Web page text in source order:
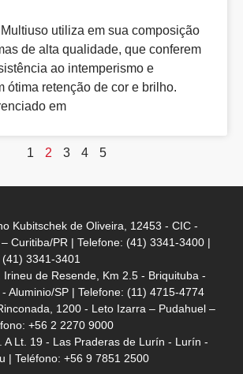
utiliza em sua composição
de alta qualidade, que conferem
ao intemperismo e
ótima retenção de cor e brilho.
em
1 2 3 4 5
Kubitschek de Oliveira, 12453 - CIC -
Curitiba/PR | Telefone: (41) 3341-3400 |
3341-3401
Irineu de Resende, Km 2.5 - Briquituba -
Aluminio/SP | Telefone: (11) 4715-4774
1200 - Leto Izarra – Pudahuel –
+56 2 2270 9000
A Lt. 19 - Las Praderas de Lurín - Lurín -
| Teléfono: +56 9 7851 2500